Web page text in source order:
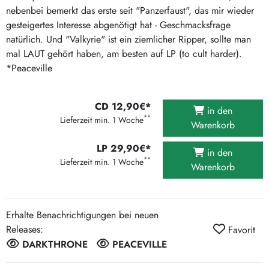
nebenbei bemerkt das erste seit "Panzerfaust", das mir wieder
gesteigertes Interesse abgenötigt hat - Geschmacksfrage
natürlich. Und "Valkyrie" ist ein ziemlicher Ripper, sollte man
mal LAUT gehört haben, am besten auf LP (to cult harder).
*Peaceville
CD 12,90€*
Lieferzeit min. 1 Woche**
in den
Warenkorb
LP 29,90€*
Lieferzeit min. 1 Woche**
in den
Warenkorb
Erhalte Benachrichtigungen bei neuen
Releases:
DARKTHRONE
PEACEVILLE
Favorit